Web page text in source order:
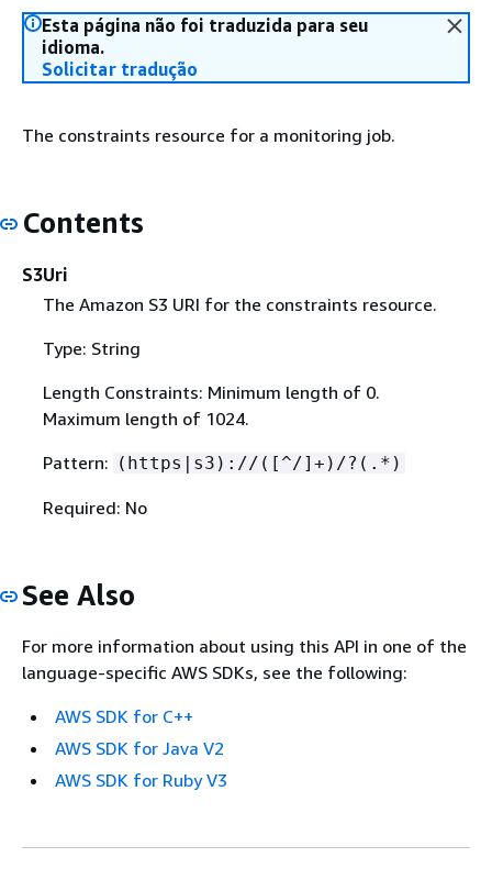
Esta página não foi traduzida para seu
idioma.
Solicitar tradução
The constraints resource for a monitoring job.
Contents
S3Uri
The Amazon S3 URI for the constraints resource.
Type: String
Length Constraints: Minimum length of 0.
Maximum length of 1024.
Pattern: (https|s3)://([^/]+)/?(.*)
Required: No
See Also
For more information about using this API in one of the
language-specific AWS SDKs, see the following:
AWS SDK for C++
AWS SDK for Java V2
AWS SDK for Ruby V3